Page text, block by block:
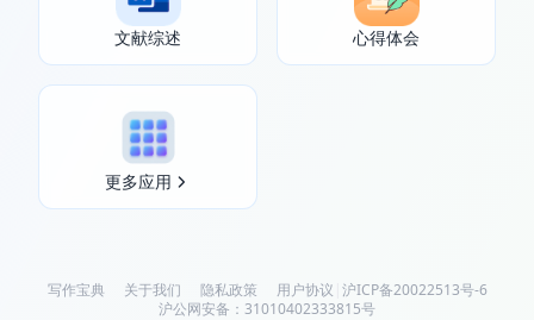
文献综述 心得体会
更多应用
写作宝典 关于我们 隐私政策 用户协议 沪ICP备20022513号-6
沪公网安备：31010402333815号